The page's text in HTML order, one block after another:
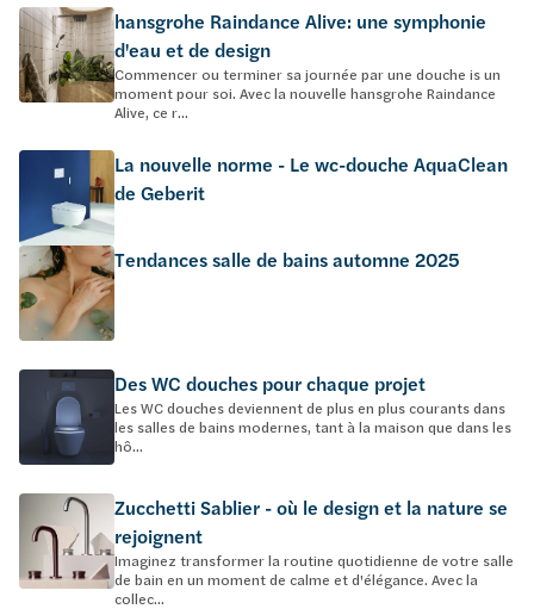
hansgrohe Raindance Alive: une symphonie
d'eau et de design
Commencer ou terminer sa journée par une douche is un
moment pour soi. Avec la nouvelle hansgrohe Raindance
Alive, ce r...
La nouvelle norme - Le wc-douche AquaClean
de Geberit
Tendances salle de bains automne 2025
Des WC douches pour chaque projet
Les WC douches deviennent de plus en plus courants dans
les salles de bains modernes, tant à la maison que dans les
hô...
Zucchetti Sablier - où le design et la nature se
rejoignent
Imaginez transformer la routine quotidienne de votre salle
de bain en un moment de calme et d'élégance. Avec la
collec...